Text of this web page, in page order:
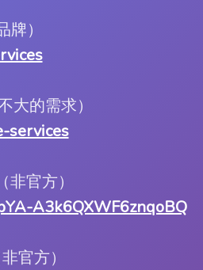
）
大的需求）
services
官方）
A3k6QXWF6znqoBQ
官方）